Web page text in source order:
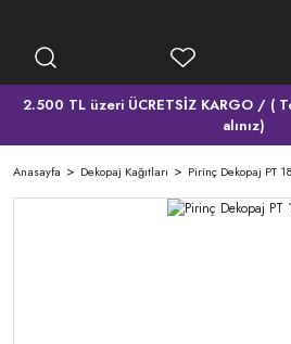
2.500 TL üzeri ÜCRETSİZ KARGO / (
alınız)
Anasayfa Dekopaj Kağıtları Pirinç Dekopaj PT